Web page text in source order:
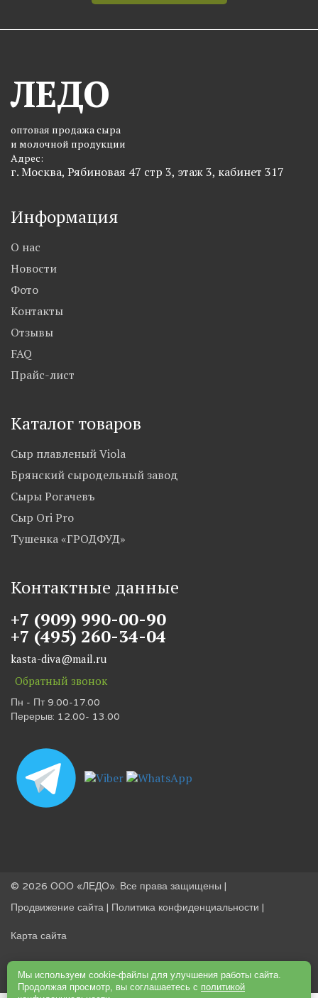
ЛЕДО
оптовая продажа сыра
и молочной продукции
Адрес:
г. Москва, Рябиновая 47 стр 3, этаж 3, кабинет 317
Информация
О нас
Новости
Фото
Контакты
Отзывы
FAQ
Прайс-лист
Каталог товаров
Сыр плавленый Viola
Брянский сыродельный завод
Сыры Рогачевъ
Сыр Ori Pro
Тушенка «ГРОДФУД»
Контактные данные
+7 (909) 990-00-90
+7 (495) 260-34-04
kasta-diva@mail.ru
Обратный звонок
Пн - Пт 9.00-17.00
Перерыв: 12.00- 13.00
© 2026 ООО «ЛЕДО». Все права защищены |
Продвижение сайта | Политика конфиденциальности |
Карта сайта
Мы используем cookie-файлы для улучшения работы сайта.
Продолжая просмотр, вы соглашаетесь с политикой